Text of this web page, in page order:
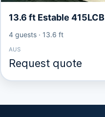
13.6 ft Estable 415LCB
4 guests· 13.6 ft
AUS
Request quote